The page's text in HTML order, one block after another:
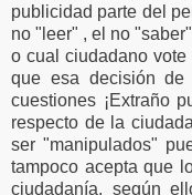
publicidad parte del
no "leer" , el no
o cual ciudadano
que esa decisión
cuestiones ¡Extraño
respecto de la
ser "manipulados"
tampoco acepta que
ciudadanía, según